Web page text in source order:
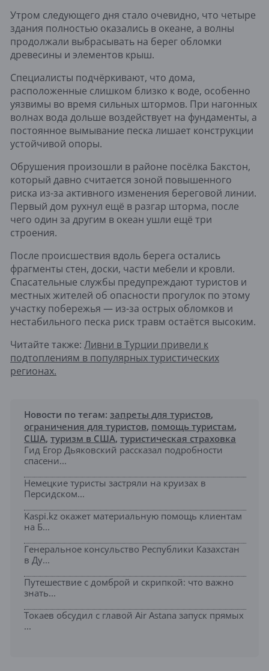
Утром следующего дня стало очевидно, что четыре
здания полностью оказались в океане, а волны
продолжали выбрасывать на берег обломки
древесины и элементов крыш.
Специалисты подчёркивают, что дома,
расположенные слишком близко к воде, особенно
уязвимы во время сильных штормов. При нагонных
волнах вода дольше воздействует на фундаменты, а
постоянное вымывание песка лишает конструкции
устойчивой опоры.
Обрушения произошли в районе посёлка Бакстон,
который давно считается зоной повышенного
риска из-за активного изменения береговой линии.
Первый дом рухнул ещё в разгар шторма, после
чего один за другим в океан ушли ещё три
строения.
После происшествия вдоль берега остались
фрагменты стен, доски, части мебели и кровли.
Спасательные службы предупреждают туристов и
местных жителей об опасности прогулок по этому
участку побережья — из-за острых обломков и
нестабильного песка риск травм остаётся высоким.
Читайте также: Ливни в Турции привели к
подтоплениям в популярных туристических
регионах.
Новости по тегам: запреты для туристов,
ограничения для туристов, помощь туристам,
США, туризм в США, туристическая страховка
Гид Егор Дьяковский рассказал подробности
спасени...
Немецкие туристы застряли на круизах в
Персидском...
Kaspi.kz окажет материальную помощь клиентам
на Б...
Генеральное консульство Республики Казахстан
в Ду...
Путешествие с домброй и скрипкой: что важно
знать...
Токаев обсудил с главой Air Astana запуск прямых
...